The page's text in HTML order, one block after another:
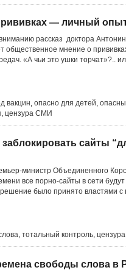
— личный
рассказ доктора
общественное мнение о
«А чьи это ушки торчат»?..
вакцин, опасно для детей,
, цензура СМИ
сайты
министр Объединенного
все порно-сайты в сети
было принято властями с
, тотальный контроль,
свободы слова в